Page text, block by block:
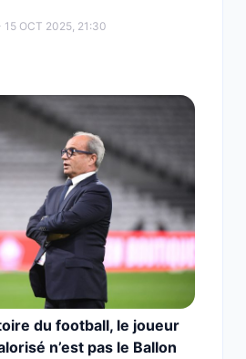
15 OCT 2025, 21:30
du football, le joueur
n’est pas le Ballon